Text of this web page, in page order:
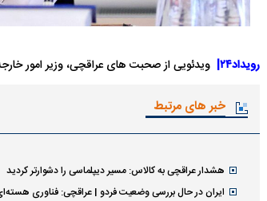
رویداد۲۴| ویدئویی از صحبت های عراقچی، وزیر امور
خبر های مرتبط
هشدار عراقچی به کالاس: مسیر دیپلماسی را دشوارتر کردید
ایران در حال بررسی وضعیت فردو | عراقچی: فناوری هسته‌ای
هواپیمای مرموز E-11A BACN چیست؟
چیست؟